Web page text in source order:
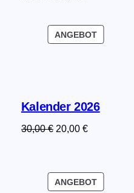
war:
25,00 €
ist:
20,00 €.
ANGEBOTPRODUKT
Kalender 2026
30,00€ Ursprünglicher
30,00 €
20,00 €Aktueller
20,00 €.
ANGEBOTPRODUKT